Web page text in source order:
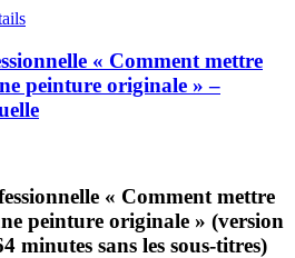
« Comment mettre
peinture originale » –
« Comment mettre
peinture originale » (version
minutes sans les sous-titres)